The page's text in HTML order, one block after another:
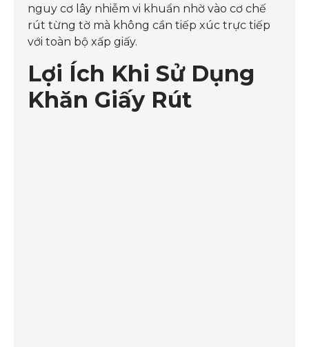
nguy cơ lây nhiễm vi khuẩn nhờ vào cơ chế
rút từng tờ mà không cần tiếp xúc trực tiếp
với toàn bộ xấp giấy.
Lợi Ích Khi Sử Dụng
Khăn Giấy Rút